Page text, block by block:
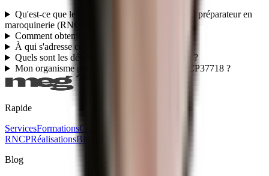
Qu'est-ce que le titre professionnel TP - Piqueur préparateur en
maroquinerie (RNCP37718) ?
Comment obtenir le titre RNCP37718 ?
À qui s'adresse ce titre RNCP37718 ?
Quels sont les débouchés du titre RNCP37718 ?
Mon organisme peut-il faire passer le titre RNCP37718 ?
Rapide
ServicesFormationsCertifications
RNCPRéalisationsBlog
Blog